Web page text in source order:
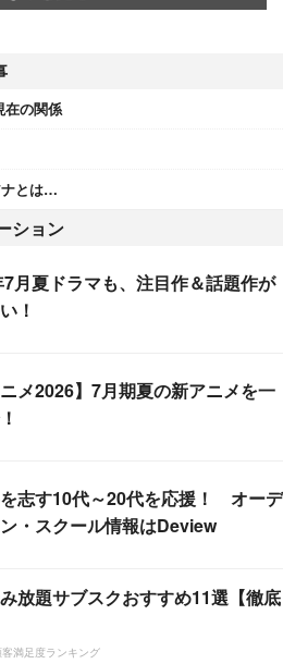
在の関係
ナとは…
ション
月夏ドラマも、注目作＆話題作が
！
ニメ2026】7月期夏の新アニメを一
志す10代～20代を応援！ オーデ
・スクール情報はDeview
放題サブスクおすすめ11選【徹底
満足度ランキング